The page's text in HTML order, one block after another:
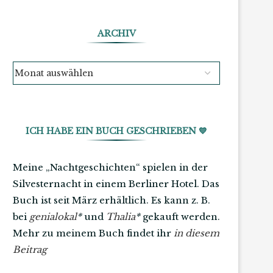
ARCHIV
ICH HABE EIN BUCH GESCHRIEBEN 💙
Meine „Nachtgeschichten“ spielen in der
Silvesternacht in einem Berliner Hotel. Das
Buch ist seit März erhältlich. Es kann z. B.
bei genialokal*und Thalia*gekauft werden.
Mehr zu meinem Buch findet ihr in diesem
Beitrag